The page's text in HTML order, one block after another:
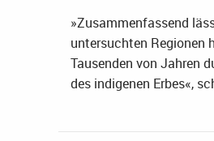
»Zusammenfassend
untersuchten Regionen
Tausenden von Jahren
des indigenen Erbes«,